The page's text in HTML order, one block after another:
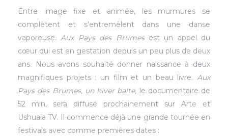
Entre image fixe et animée, les murmures se
complètent et s’entremêlent dans une danse
vaporeuse.Aux Pays des Brumesest un appel du
cœur qui est en gestation depuis un peu plus de deux
ans. Nous avons souhaité donner naissance à deux
magnifiques projets : un film et un beau livre. Aux
Pays des Brumes, un hiver balte, le documentaire de
52 min, sera diffusé prochainement sur Arte et
Ushuaïa TV. Il commence déjà une grande tournée en
festivals avec comme premières dates :